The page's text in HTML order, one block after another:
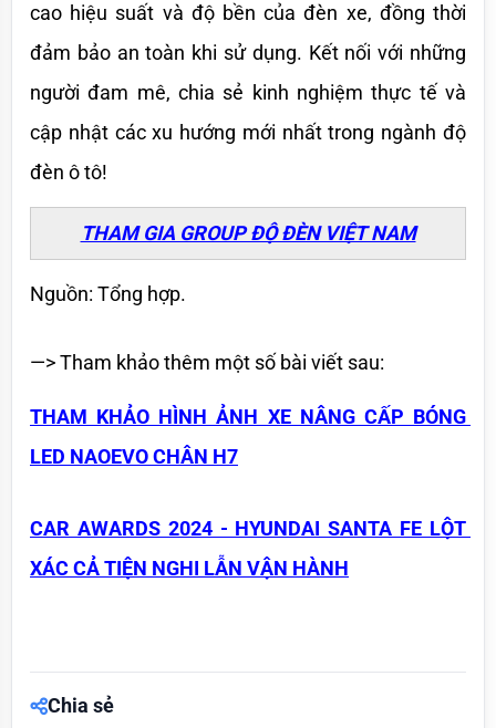
cao hiệu suất và độ bền của đèn xe, đồng thời
đảm bảo an toàn khi sử dụng. Kết nối với những
người đam mê, chia sẻ kinh nghiệm thực tế và
cập nhật các xu hướng mới nhất trong ngành độ
đèn ô tô!
THAM GIA GROUP ĐỘ ĐÈN VIỆT NAM
Nguồn: Tổng hợp.
—> Tham khảo thêm một số bài viết sau:
THAM KHẢO HÌNH ẢNH XE NÂNG CẤP BÓNG
LED NAOEVO CHÂN H7
CAR AWARDS 2024 - HYUNDAI SANTA FE LỘT
XÁC CẢ TIỆN NGHI LẪN VẬN HÀNH
Chia sẻ